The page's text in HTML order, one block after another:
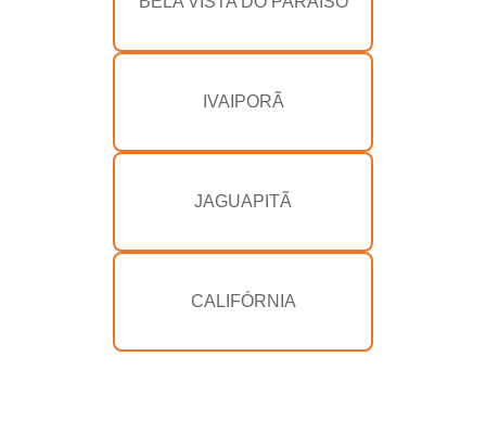
IVAIPORÃ
JAGUAPITÃ
CALIFÓRNIA